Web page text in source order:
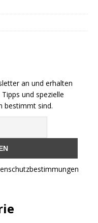
an und erhalten
und spezielle
bestimmt sind.